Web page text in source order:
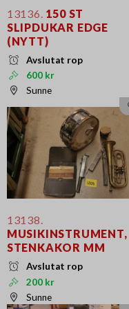
13136. 150 ST
SLIPDUKAR EDGE
(NYTT)
Avslutat rop
600 kr
Sunne
13138.
MUSIKINSTRUMENT,
STENKAKOR MM
Avslutat rop
200 kr
Sunne